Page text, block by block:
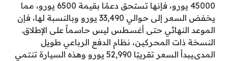
45000 يورو، فإنها تستحق دعمًا بقيمة 6500 يورو، مما
يخفض السعر إلى حوالي 33,490 يورو وبالنسبة لها، فإن
الموعد النهائي حتى أغسطس ليس حاسماً على الإطلاق.
النسخة ذات المحركين، نظام الدفع الرباعي طويل
المدىيبدأ السعر تقريبًا 52,990 يورو وهذه السيارة تنتمي